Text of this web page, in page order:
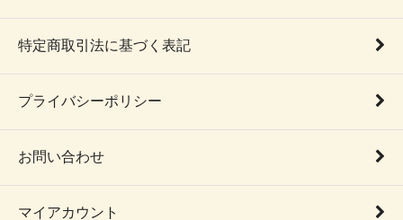
特定商取引法に基づく表記
プライバシーポリシー
お問い合わせ
マイアカウント